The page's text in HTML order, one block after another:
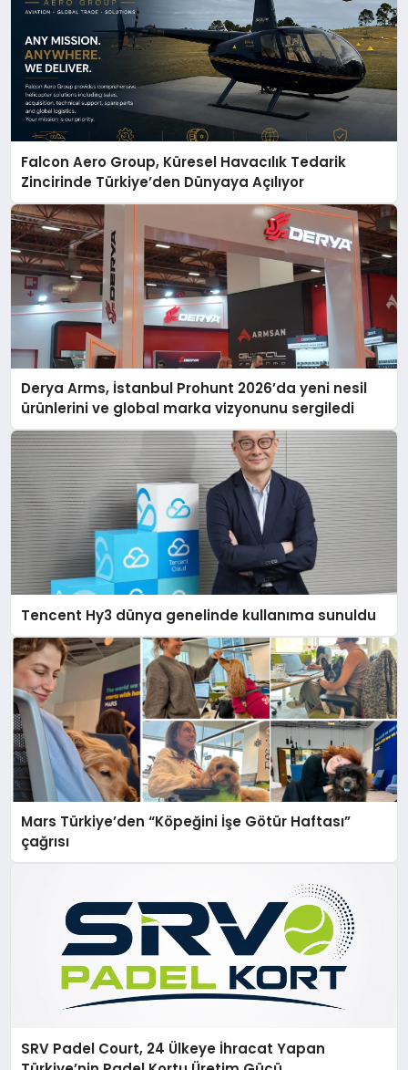
Falcon Aero Group, Küresel Havacılık Tedarik
Zincirinde Türkiye’den Dünyaya Açılıyor
Derya Arms, İstanbul Prohunt 2026’da yeni nesil
ürünlerini ve global marka vizyonunu sergiledi
Tencent Hy3 dünya genelinde kullanıma sunuldu
Mars Türkiye’den “Köpeğini İşe Götür Haftası”
çağrısı
SRV Padel Court, 24 Ülkeye İhracat Yapan